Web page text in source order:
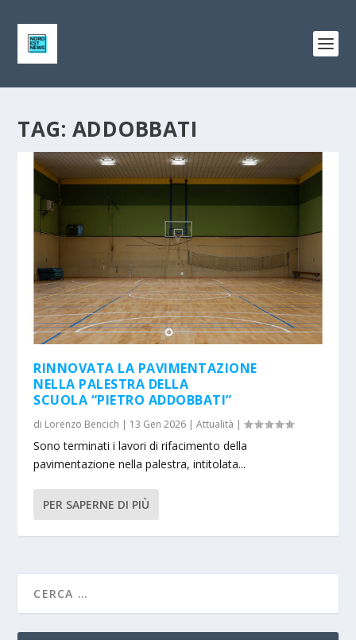
TAG: ADDOBBATI
RINNOVATA LA PAVIMENTAZIONE
NELLA PALESTRA DELLA
SCUOLA “PIETRO ADDOBBATI”
di Lorenzo Bencich | 13 Gen 2026 |Attualità |
Sono terminati i lavori di rifacimento della
pavimentazione nella palestra, intitolata...
PER SAPERNE DI PIÙ